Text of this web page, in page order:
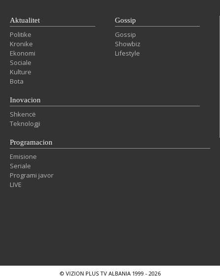
Aktualitet
Politike
Kronike
Ekonomi
Sociale
Kulture
Bota
Gossip
Gossip
Showbiz
Lifestyle
Inovacion
Shkencë
Teknologji
Programacion
Emisione
Seriale
Programi javor
LIVE
© VIZION PLUS TV ALBANIA 1999 - 2026